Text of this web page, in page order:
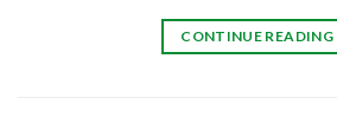
CONTINUE READING